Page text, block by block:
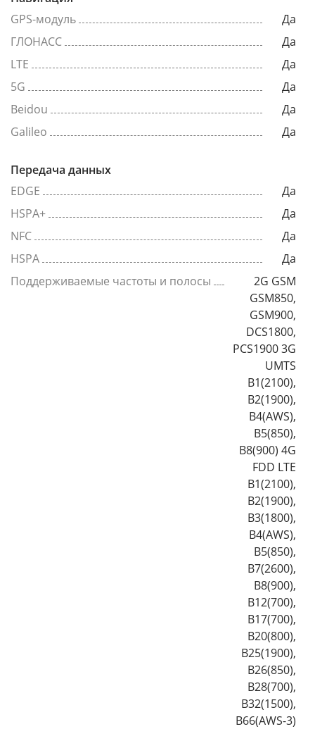
GPS-модуль
Да
ГЛОНАСС
Да
LTE
Да
5G
Да
Beidou
Да
Galileo
Да
Передача данных
EDGE
Да
HSPA+
Да
NFC
Да
HSPA
Да
Поддерживаемые частоты и полосы
2G GSM
GSM850,
GSM900,
DCS1800,
PCS1900 3G
UMTS
B1(2100),
B2(1900),
B4(AWS),
B5(850),
B8(900) 4G
FDD LTE
B1(2100),
B2(1900),
B3(1800),
B4(AWS),
B5(850),
B7(2600),
B8(900),
B12(700),
B17(700),
B20(800),
B25(1900),
B26(850),
B28(700),
B32(1500),
B66(AWS-3)